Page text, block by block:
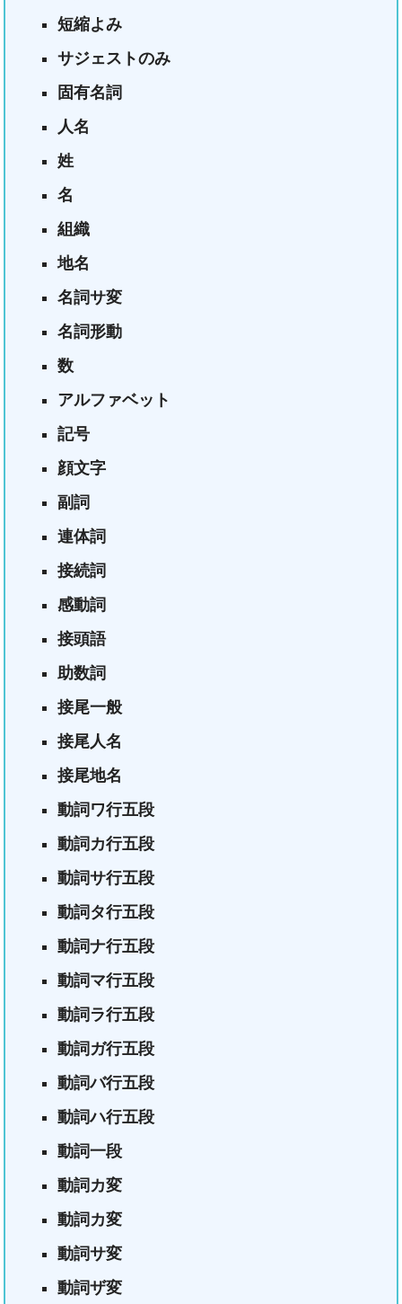
短縮よみ
サジェストのみ
固有名詞
人名
姓
名
組織
地名
名詞サ変
名詞形動
数
アルファベット
記号
顔文字
副詞
連体詞
接続詞
感動詞
接頭語
助数詞
接尾一般
接尾人名
接尾地名
動詞ワ行五段
動詞カ行五段
動詞サ行五段
動詞タ行五段
動詞ナ行五段
動詞マ行五段
動詞ラ行五段
動詞ガ行五段
動詞バ行五段
動詞ハ行五段
動詞一段
動詞カ変
動詞カ変
動詞サ変
動詞ザ変